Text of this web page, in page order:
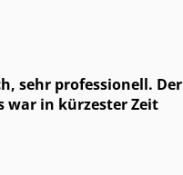
sehr professionell. Der
war in kürzester Zeit